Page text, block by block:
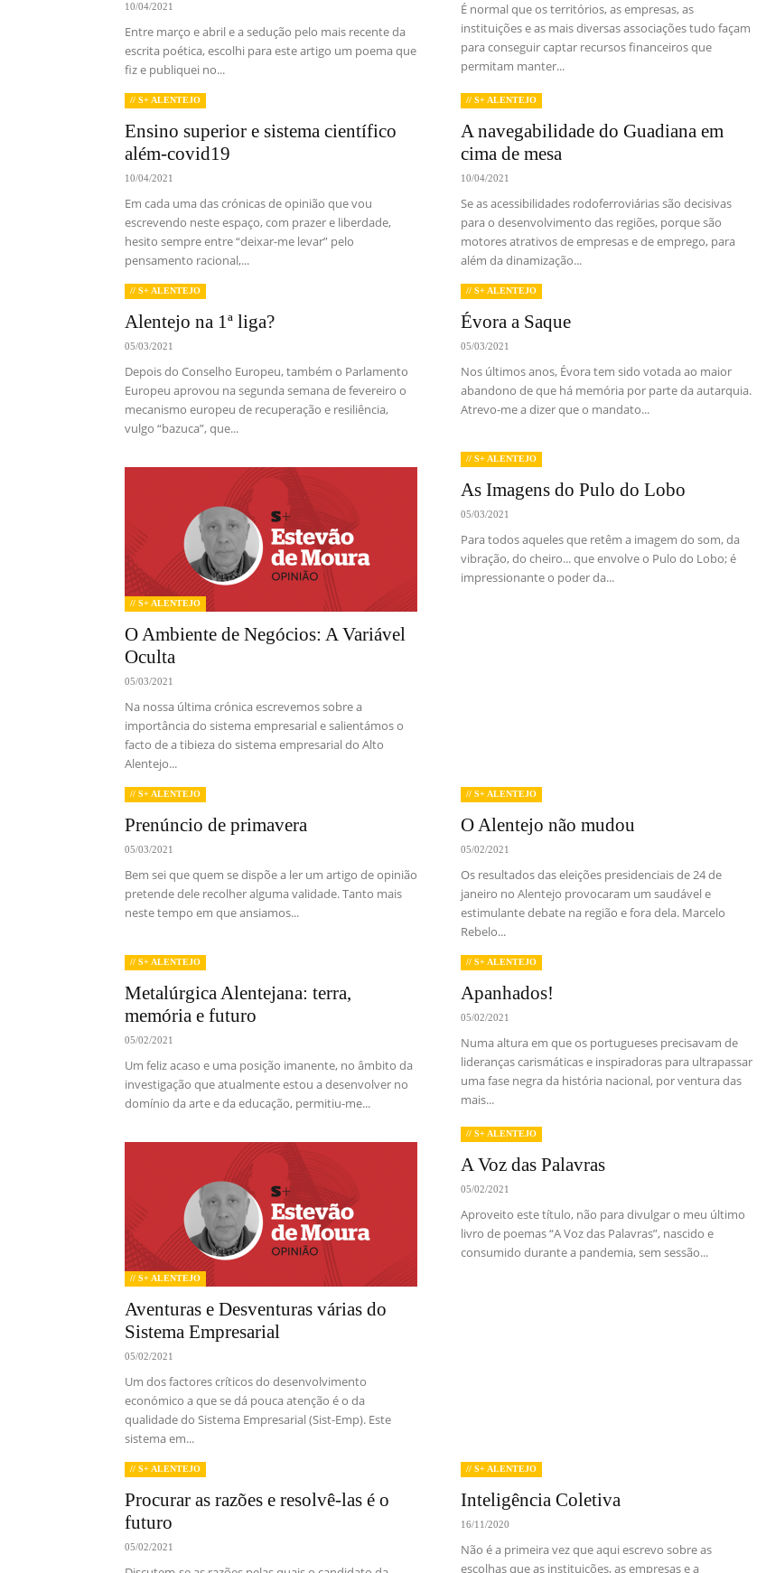
10/04/2021
Entre março e abril e a sedução pelo mais recente da
escrita poética, escolhi para este artigo um poema que
fiz e publiquei no...
É normal que os territórios, as empresas, as
instituições e as mais diversas associações tudo façam
para conseguir captar recursos financeiros que
permitam manter...
// S+ ALENTEJO
Ensino superior e sistema científico
além-covid19
10/04/2021
Em cada uma das crónicas de opinião que vou
escrevendo neste espaço, com prazer e liberdade,
hesito sempre entre “deixar-me levar” pelo
pensamento racional,...
// S+ ALENTEJO
A navegabilidade do Guadiana em
cima de mesa
10/04/2021
Se as acessibilidades rodoferroviárias são decisivas
para o desenvolvimento das regiões, porque são
motores atrativos de empresas e de emprego, para
além da dinamização...
// S+ ALENTEJO
Alentejo na 1ª liga?
05/03/2021
Depois do Conselho Europeu, também o Parlamento
Europeu aprovou na segunda semana de fevereiro o
mecanismo europeu de recuperação e resiliência,
vulgo “bazuca”, que...
// S+ ALENTEJO
Évora a Saque
05/03/2021
Nos últimos anos, Évora tem sido votada ao maior
abandono de que há memória por parte da autarquia.
Atrevo-me a dizer que o mandato...
// S+ ALENTEJO
O Ambiente de Negócios: A Variável
Oculta
05/03/2021
Na nossa última crónica escrevemos sobre a
importância do sistema empresarial e salientámos o
facto de a tibieza do sistema empresarial do Alto
Alentejo...
// S+ ALENTEJO
As Imagens do Pulo do Lobo
05/03/2021
Para todos aqueles que retêm a imagem do som, da
vibração, do cheiro... que envolve o Pulo do Lobo; é
impressionante o poder da...
// S+ ALENTEJO
Prenúncio de primavera
05/03/2021
Bem sei que quem se dispõe a ler um artigo de opinião
pretende dele recolher alguma validade. Tanto mais
neste tempo em que ansiamos...
// S+ ALENTEJO
O Alentejo não mudou
05/02/2021
Os resultados das eleições presidenciais de 24 de
janeiro no Alentejo provocaram um saudável e
estimulante debate na região e fora dela. Marcelo
Rebelo...
// S+ ALENTEJO
Metalúrgica Alentejana: terra,
memória e futuro
05/02/2021
Um feliz acaso e uma posição imanente, no âmbito da
investigação que atualmente estou a desenvolver no
domínio da arte e da educação, permitiu-me...
// S+ ALENTEJO
Apanhados!
05/02/2021
Numa altura em que os portugueses precisavam de
lideranças carismáticas e inspiradoras para ultrapassar
uma fase negra da história nacional, por ventura das
mais...
// S+ ALENTEJO
Aventuras e Desventuras várias do
Sistema Empresarial
05/02/2021
Um dos factores críticos do desenvolvimento
económico a que se dá pouca atenção é o da
qualidade do Sistema Empresarial (Sist-Emp). Este
sistema em...
// S+ ALENTEJO
A Voz das Palavras
05/02/2021
Aproveito este título, não para divulgar o meu último
livro de poemas “A Voz das Palavras”, nascido e
consumido durante a pandemia, sem sessão...
// S+ ALENTEJO
Procurar as razões e resolvê-las é o
futuro
05/02/2021
// S+ ALENTEJO
Inteligência Coletiva
16/11/2020
Não é a primeira vez que aqui escrevo sobre as
escolhas que as instituições, as empresas e a